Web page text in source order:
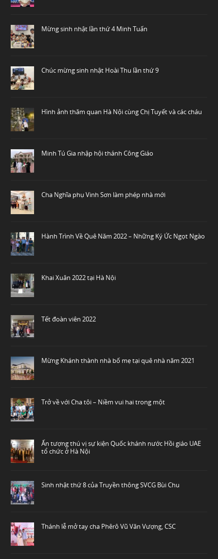
Mừng sinh nhật lần thứ 4 Minh Tuấn
Chúc mừng sinh nhật Hoài Thu lần thứ 9
Hình ảnh thăm quan Hà Nội cùng Chị Tuyết và các cháu
Minh Tú Gia nhập hội thánh Công Giáo
Cha Nghĩa phụ Vinh Sơn làm phép nhà mới
Hành Trình Về Quê Năm 2022 – Những Ký Ức Ngọt Ngào
Khai Xuân 2022 tại Hà Nội
Tết đoàn viên 2022
Mừng Khánh thành nhà bố mẹ tại quê nhà năm 2021
Trở về với Cha tôi – Niềm vui hai trong một
Ấn tượng thú vị sự kiện Quốc khánh nước Hồi giáo UAE
tổ chức ở Hà Nội
Sinh nhật thứ 8 của Truyền thông SVCG Bùi Chu
Thánh lễ mở tay cha Phêrô Vũ Văn Vượng, CSC